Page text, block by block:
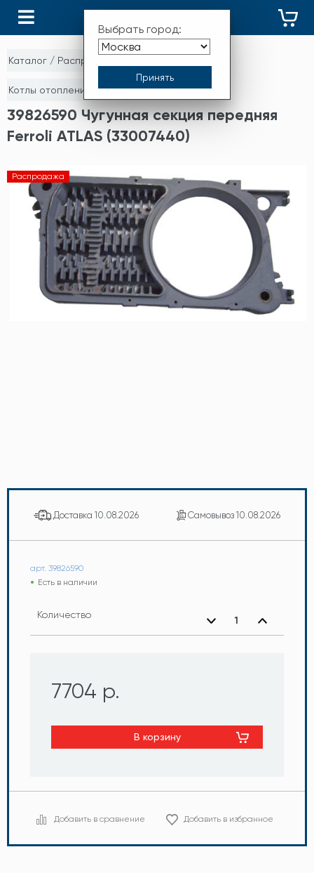
Выбрать город:
Каталог / Распродажа
Котлы отопления, зап.части и комплектующие
39826590 Чугунная секция передняя
Ferroli ATLAS (33007440)
Распродажа
Доставка 10.08.2026 Самовывоз 10.08.2026
арт. 39826590
Есть в наличии
Количество
7704 р.
В корзину
Добавить в сравнение Добавить в избранное